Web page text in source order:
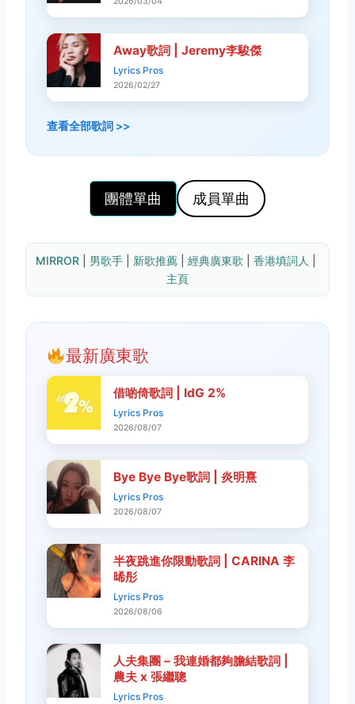
Away歌詞 | Jeremy李駿傑
Lyrics Pros
2026/02/27
查看全部歌詞 >>
團體單曲 成員單曲
MIRROR 男歌手 新歌推薦 經典廣東歌 香港填詞人
主頁
最新廣東歌
借啲倚歌詞 | IdG 2%
Lyrics Pros
2026/08/07
Bye Bye Bye歌詞 | 炎明熹
Lyrics Pros
2026/08/07
半夜跳進你限動歌詞 | CARINA 李
晞彤
Lyrics Pros
2026/08/06
人夫集團 – 我連婚都夠膽結歌詞 |
農夫 x 張繼聰
Lyrics Pros